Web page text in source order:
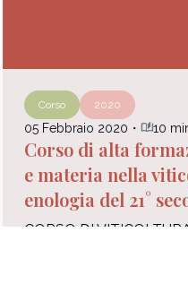
Corso 2020
05 Febbraio 2020 ・auto_stories10
Corso di alta
e materia nella
enologia del 21°
CORSO DI